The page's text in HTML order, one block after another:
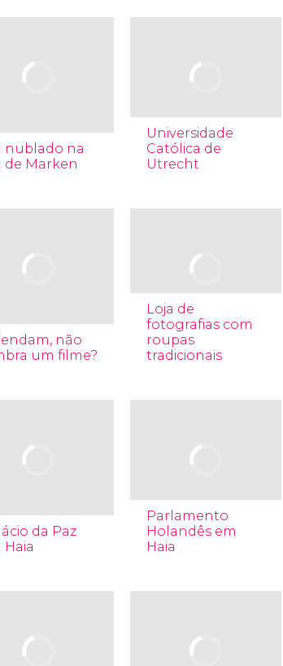
nublado na
de Marken
Universidade
Católica de
Utrecht
não
um filme?
Loja de
fotografias com
roupas
tradicionais
da Paz
Haia
Parlamento
Holandês em
Haia